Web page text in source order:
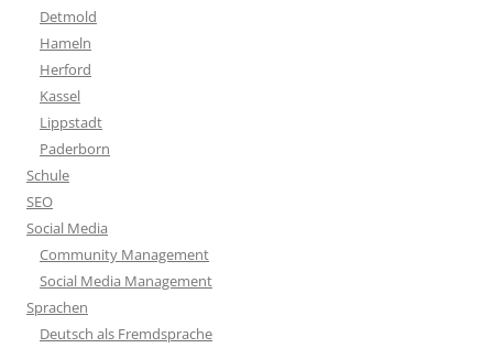
Detmold
Hameln
Herford
Kassel
Lippstadt
Paderborn
Schule
SEO
Social Media
Community Management
Social Media Management
Sprachen
Deutsch als Fremdsprache